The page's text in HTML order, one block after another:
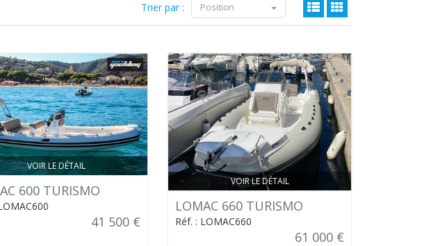
Trier par : Position
VOIR LE DÉTAIL
600 TURISMO
41 500 €
VOIR LE DÉTAIL
LOMAC 660 TURISMO
Réf. : LOMAC660
61 000 €